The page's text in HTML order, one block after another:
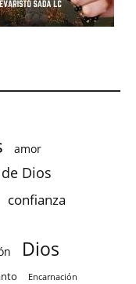
amor
Dios
confianza
Dios
Encarnación